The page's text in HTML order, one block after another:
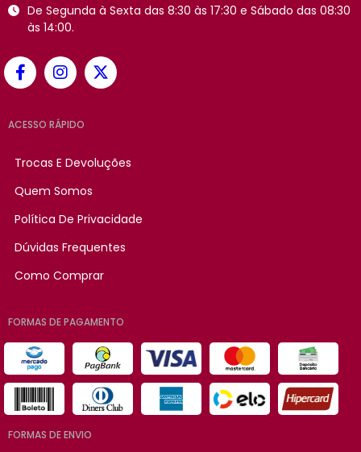
De Segunda à Sexta das 8:30 às 17:30 e Sábado das 08:30
às 14:00.
ACESSO RÁPIDO
Trocas E Devoluções
Quem Somos
Política De Privacidade
Dúvidas Frequentes
Como Comprar
FORMAS DE PAGAMENTO
FORMAS DE ENVIO